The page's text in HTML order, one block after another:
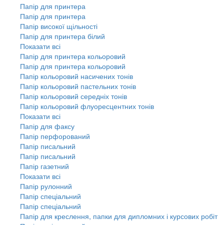
Папір для принтера
Папір для принтера
Папір високої щільності
Папір для принтера білий
Показати всі
Папір для принтера кольоровий
Папір для принтера кольоровий
Папір кольоровий насичених тонів
Папір кольоровий пастельних тонів
Папір кольоровий середніх тонів
Папір кольоровий флуоресцентних тонів
Показати всі
Папір для факсу
Папір перфорований
Папір писальний
Папір писальний
Папір газетний
Показати всі
Папір рулонний
Папір спеціальний
Папір спеціальний
Папір для креслення, папки для дипломних і курсових робіт